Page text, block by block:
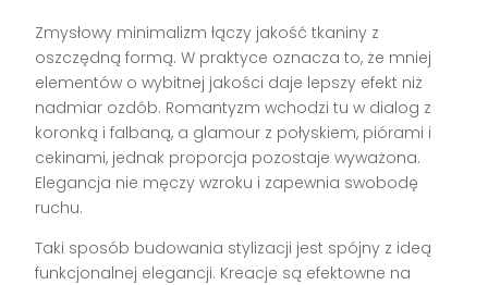
Zmysłowy minimalizm łączy jakość tkaniny z
oszczędną formą. W praktyce oznacza to, że mniej
elementów o wybitnej jakości daje lepszy efekt niż
nadmiar ozdób. Romantyzm wchodzi tu w dialog z
koronką i falbaną, a glamour z połyskiem, piórami i
cekinami, jednak proporcja pozostaje wyważona.
Elegancja nie męczy wzroku i zapewnia swobodę
ruchu.
Taki sposób budowania stylizacji jest spójny z ideą
funkcjonalnej elegancji. Kreacje są efektowne na